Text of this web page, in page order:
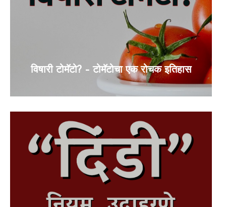
विषारी टोमॅटो? – टोमॅटोचा एक रोचक इतिहास